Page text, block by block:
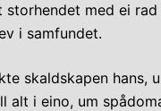
med ei rad
i samfundet.
skaldskapen hans,
alt i eino, um